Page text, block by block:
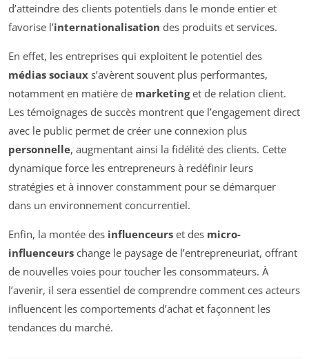
d’atteindre des clients potentiels dans le monde entier et
favorise l’internationalisation des produits et services.
En effet, les entreprises qui exploitent le potentiel des
médias sociaux s’avèrent souvent plus performantes,
notamment en matière de marketinget de relation client.
Les témoignages de succès montrent que l’engagement direct
avec le public permet de créer une connexion plus
personnelle, augmentant ainsi la fidélité des clients. Cette
dynamique force les entrepreneurs à redéfinir leurs
stratégies et à innover constamment pour se démarquer
dans un environnement concurrentiel.
Enfin, la montée des influenceurs et des micro-
influenceurs change le paysage de l’entrepreneuriat, offrant
de nouvelles voies pour toucher les consommateurs. À
l’avenir, il sera essentiel de comprendre comment ces acteurs
influencent les comportements d’achat et façonnent les
tendances du marché.